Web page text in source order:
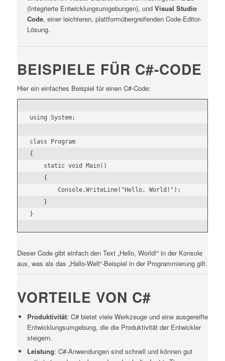
(Integrierte Entwicklungsumgebungen), und Visual Studio
Code, einer leichteren, plattformübergreifenden Code-Editor-
Lösung.
BEISPIELE FÜR C#-CODE
Hier ein einfaches Beispiel für einen C#-Code:
using System;
class Program
{
    static void Main()
    {
        Console.WriteLine("Hello, World!");
    }
Dieser Code gibt einfach den Text „Hello, World!“ in der Konsole
aus, was als das „Hallo-Welt“-Beispiel in der Programmierung gilt.
VORTEILE VON C#
Produktivität: C# bietet viele Werkzeuge und eine ausgereifte
Entwicklungsumgebung, die die Produktivität der Entwickler
steigern.
Leistung: C#-Anwendungen sind schnell und können gut